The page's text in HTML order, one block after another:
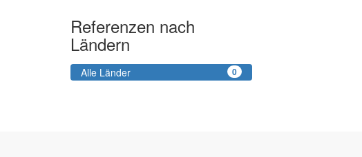
Referenzen nach
Ländern
0
Alle Länder